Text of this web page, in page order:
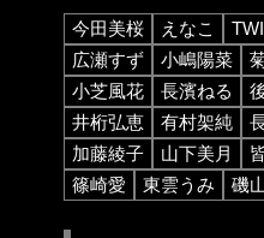
今田美桜 えなこ
広瀬すず
小嶋陽菜
小芝風花
長濱ねる
井桁弘恵
有村架純
加藤綾子
山下美月
篠崎愛
東雲うみ 磯